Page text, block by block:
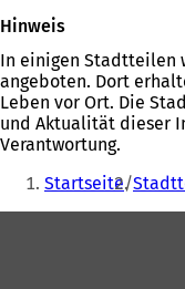
Hinweis
In einigen Stadtteilen
angeboten. Dort
Leben vor Ort. Die
und Aktualität dieser
Verantwortung.
Sie
befinden
Startseite